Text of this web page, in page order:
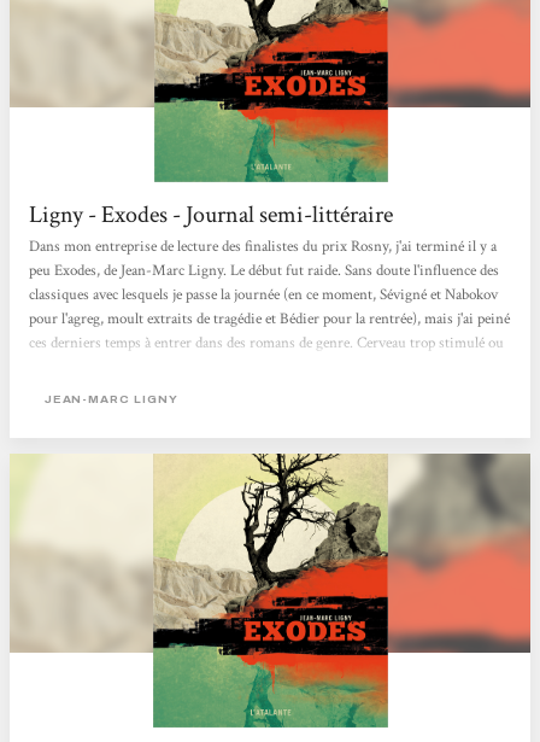
Ligny - Exodes - Journal semi-littéraire
Dans mon entreprise de lecture des finalistes du prix Rosny, j'ai terminé il y a
peu Exodes, de Jean-Marc Ligny. Le début fut raide. Sans doute l'influence des
classiques avec lesquels je passe la journée (en ce moment, Sévigné et Nabokov
pour l'agreg, moult extraits de tragédie et Bédier pour la rentrée), mais j'ai peiné
ces derniers temps à entrer dans des romans de genre. Cerveau trop stimulé ou
lis le soir avec une âme d'enfant qui attend l'histoire avec laquelle s'endormir.
JEAN-MARC LIGNY